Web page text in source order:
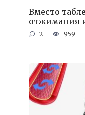
Вместо
отжимания
2 959